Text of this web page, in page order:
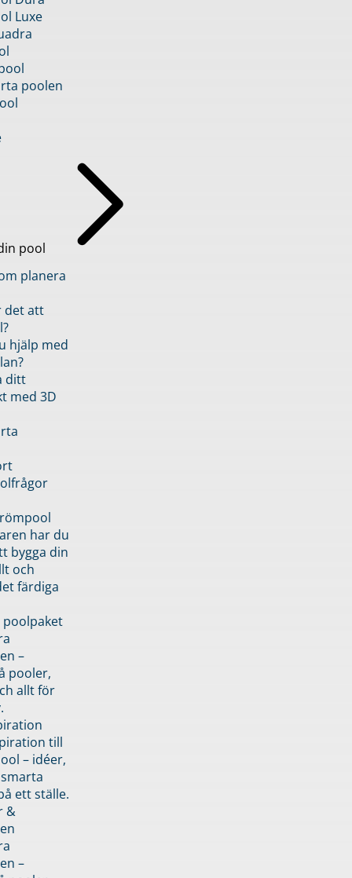
Luxe
poolen
pool
planera
det att
hjälp med
ditt
med 3D
har du
bygga din
och
färdiga
–
pooler,
allt för
till
– idéer,
ett ställe.
&
–